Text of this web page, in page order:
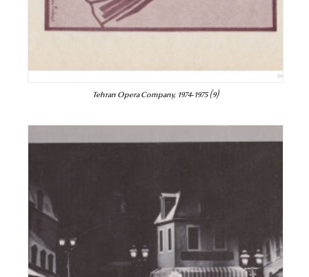
Tehran Opera Company, 1974-1975 (9)